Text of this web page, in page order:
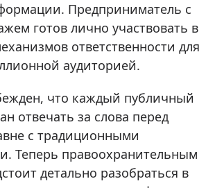
Предприниматель с
готов лично участвовать в
ответственности для
аудиторией.
что каждый публичный
отвечать за слова перед
с традиционными
Теперь правоохранительным
детально разобраться в